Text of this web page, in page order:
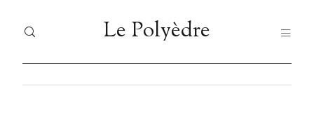
Le Polyèdre
Le Polyèdre